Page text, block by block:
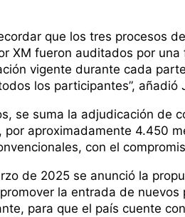
que los tres procesos
XM fueron auditados por
vigente durante cada
los participantes”, añadió
se suma la adjudicación de
aproximadamente 4.450
con el
de 2025 se anunció la
la entrada de
para que el país cuente